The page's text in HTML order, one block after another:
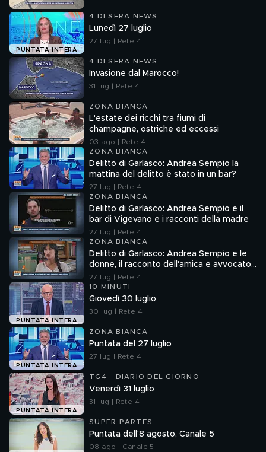
PUNTATA INTERA
4 DI SERA NEWS
Lunedì 27 luglio
27 lug | Rete 4
4 DI SERA NEWS
Invasione dal Marocco!
31 lug | Rete 4
ZONA BIANCA
L'estate dei ricchi tra fiumi di
champagne, ostriche ed eccessi
03 ago | Rete 4
ZONA BIANCA
Delitto di Garlasco: Andrea Sempio la
mattina del delitto è stato in un bar?
27 lug | Rete 4
ZONA BIANCA
Delitto di Garlasco: Andrea Sempio e il
bar di Vigevano e i racconti della madre
27 lug | Rete 4
ZONA BIANCA
Delitto di Garlasco: Andrea Sempio e le
donne, il racconto dell'amica e avvocato
Angela Taccia
27 lug | Rete 4
PUNTATA INTERA
10 MINUTI
Giovedì 30 luglio
30 lug | Rete 4
PUNTATA INTERA
ZONA BIANCA
Puntata del 27 luglio
27 lug | Rete 4
PUNTATA INTERA
TG4 - DIARIO DEL GIORNO
Venerdì 31 luglio
31 lug | Rete 4
SUPER PARTES
Puntata dell'8 agosto, Canale 5
08 ago | Canale 5